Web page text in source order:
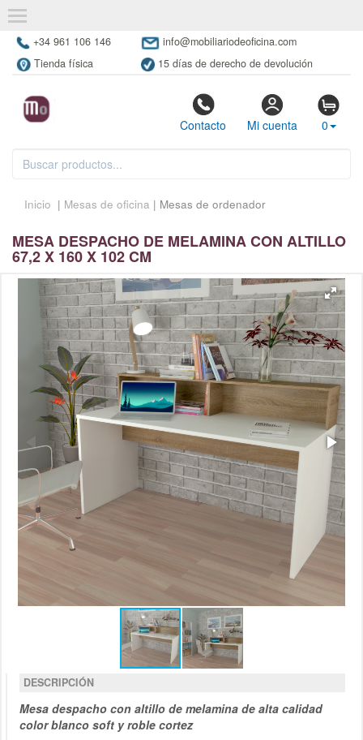
+34 961 106 146
info@mobiliariodeoficina.com
Tienda física
15 días de derecho de devolución
Contacto Mi cuenta 0
Inicio | Mesas de oficina | Mesas de ordenador
MESA DESPACHO DE MELAMINA CON ALTILLO
67,2 X 160 X 102 CM
DESCRIPCIÓN
Mesa despacho con altillo de melamina de alta calidad
color blanco soft y roble cortez